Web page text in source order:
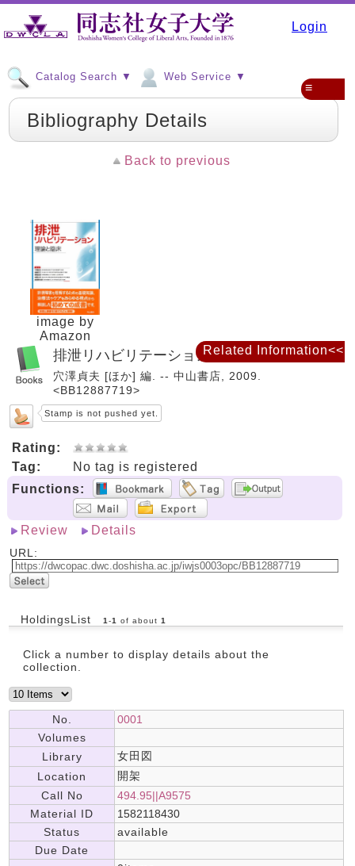
Login
Catalog Search ▼ Web Service ▼
≡
Bibliography Details
Back to previous
image by
Amazon
排泄リハビリテーション : 理論と臨床
穴澤貞夫 [ほか] 編. -- 中山書店, 2009.
<BB12887719>
Stamp is not pushed yet.
Rating:
Tag:
No tag is registered
Functions:
Review Details
URL:
HoldingsList 1 -1 of about 1
Click a number to display details about the
collection.
No.
0001
Volumes
Library
女田図
Location
開架
Call No
494.95||A9575
Material ID
1582118430
Status
available
Due Date
Related Information<<